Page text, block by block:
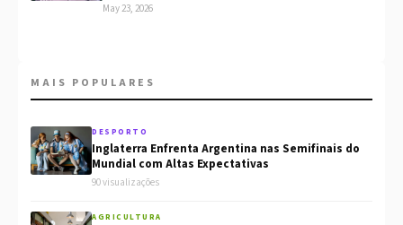
May 23, 2026
MAIS POPULARES
DESPORTO
Inglaterra Enfrenta Argentina nas Semifinais do
Mundial com Altas Expectativas
90 visualizações
AGRICULTURA